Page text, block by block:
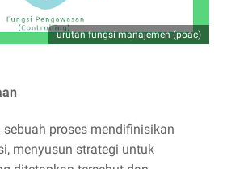
urutan fungsi manajemen (poac)
proses mendifinisikan
menyusun strategi untuk